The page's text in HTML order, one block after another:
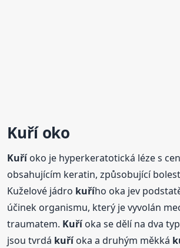
Kuříoko
Kuříoko je hyperkeratotická léze s
obsahujícím keratin, způsobující
Kuželové jádro kuřího oka jev
účinek organismu, který je vyvolán
traumatem. Kuříoka se dělí na dva
jsou tvrdá kuříoka a druhým měkká